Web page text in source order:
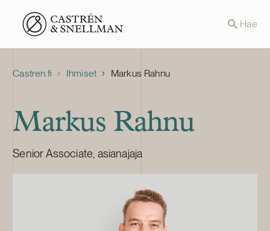
Front page Hae
Castren.fi Ihmiset Markus Rahnu
Markus Rahnu
Senior Associate, asianajaja